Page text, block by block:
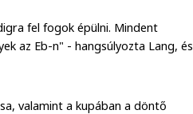
fel fogok épülni. Mindent
az Eb-n" - hangsúlyozta Lang, és
valamint a kupában a döntő